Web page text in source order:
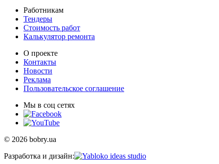
Работникам
Тендеры
Стоимость работ
Калькулятор ремонта
О проекте
Контакты
Новости
Реклама
Пользовательское соглашение
Мы в соц сетях
© 2026 bobry.ua
Разработка и дизайн: